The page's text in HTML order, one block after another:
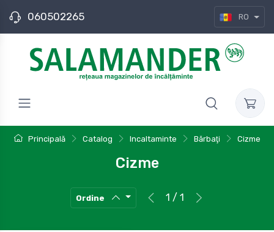
060502265 RO
Principală Catalog Incaltaminte Bărbaţi Cizme
Cizme
Ordine 1 / 1